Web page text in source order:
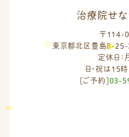
治療院せな
〒114-
東京都北区豊島8-25-
定休日：
日・祝は15
[ご予約] 03-